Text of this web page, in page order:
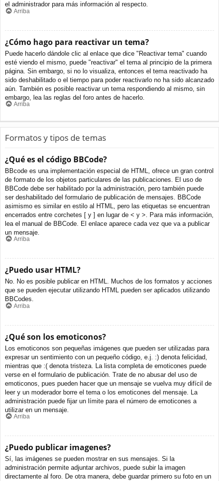
el administrador para más información al respecto.
Arriba
¿Cómo hago para reactivar un tema?
Puede hacerlo dándole clic al enlace que dice "Reactivar tema" cuando
esté viendo el mismo, puede "reactivar" el tema al principio de la primera
página. Sin embargo, si no lo visualiza, entonces el tema reactivado ha
sido deshabilitado o el tiempo para poder reactivarlo no ha sido alcanzado
aún. También es posible reactivar un tema respondiendo al mismo, sin
embargo, lea las reglas del foro antes de hacerlo.
Arriba
Formatos y tipos de temas
¿Qué es el código BBCode?
BBcode es una implementación especial de HTML, ofrece un gran control
de formato de los objetos particulares de las publicaciones. El uso de
BBCode debe ser habilitado por la administración, pero también puede
ser deshabilitado del formulario de publicación de mensajes. BBCode
asimismo es similar en estilo al HTML, pero las etiquetas se encuentran
encerrados entre corchetes [ y ] en lugar de < y >. Para más información,
lea el manual de BBCode. El enlace aparece cada vez que va a publicar
un mensaje.
Arriba
¿Puedo usar HTML?
No. No es posible publicar en HTML. Muchos de los formatos y acciones
que se pueden ejecutar utilizando HTML pueden ser aplicados utilizando
BBCodes.
Arriba
¿Qué son los emoticonos?
Los emoticonos son pequeñas imágenes que pueden ser utilizadas para
expresar un sentimiento con un pequeño código, e.j. :) denota felicidad,
mientras que :( denota tristeza. La lista completa de emoticones puede
verse en el formulario de publicación. Trate de no abusar del uso de
emoticonos, pues pueden hacer que un mensaje se vuelva muy difícil de
leer y un moderador borre el tema o los emoticones del mensaje. La
administración puede fijar un límite para el número de emoticones a
utilizar en un mensaje.
Arriba
¿Puedo publicar imagenes?
Sí, las imágenes se pueden mostrar en sus mensajes. Si la
administración permite adjuntar archivos, puede subir la imagen
directamente al foro. De otra manera, debe guardar primero su foto en un